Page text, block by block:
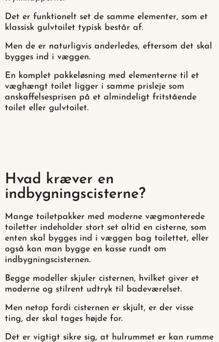
Det er funktionelt set de samme elementer, som et
klassisk gulvtoilet typisk består af.
Men de er naturligvis anderledes, eftersom det skal
bygges ind i væggen.
En komplet pakkeløsning med elementerne til et
væghængt toilet ligger i samme prisleje som
anskaffelsesprisen på et almindeligt fritstående
toilet eller gulvtoilet.
Hvad kræver en
indbygningscisterne?
Mange toiletpakker med moderne vægmonterede
toiletter indeholder stort set altid en cisterne, som
enten skal bygges ind i væggen bag toilettet, eller
også kan man bygge en kasse rundt om
indbygningscisternen.
Begge modeller skjuler cisternen, hvilket giver et
moderne og stilrent udtryk til badeværelset.
Men netop fordi cisternen er skjult, er der visse
ting, der skal tages højde for.
Det er vigtigt sikre sig, at hulrummet er kan rumme